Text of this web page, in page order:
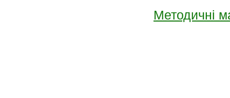
Методичні